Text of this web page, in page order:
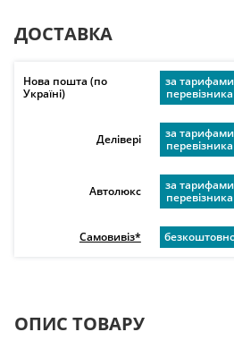
ДОСТАВКА
Нова пошта (по
Україні)
за тарифами
перевізника
Делівері
за тарифами
перевізника
Автолюкс
за тарифами
перевізника
Самовивіз*
ОПИС ТОВАРУ